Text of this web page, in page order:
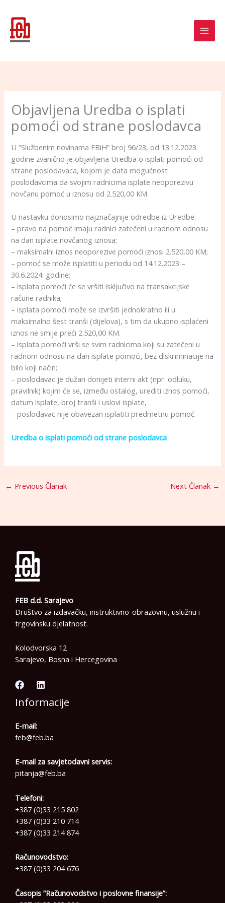
content
Objavljena Uredba o isplati
pomoći od strane poslodavca
U ”Službenim novinama FBiH” broj 96/23, od 13.12.2023.
godine zvanično je objavljena Uredba o isplati pomoći od
strane poslodavaca, kojom je data mogućnost
poslodavcima da svojim radnicima isplate neoporezivu
novčanu pomoć u iznosu od 2.520,00 KM.
U nastavku donosimo najznačajnije odredbe iz Uredbe:
– pravo na pomoć imaju radnici zatečeni u radnom odnosu
na dan isplate novčanog iznosa;
– maksimalni iznos neoporezive pomoći iznosi 2.520,00 KM;
– pomoć se može isplatiti u periodu od 14.12.2023 –
30.6.2024. godine;
– isplata pomoći će se vršiti isključivo na transakcijske
račune radnika;
– isplata pomoći može se izvršiti jednokratno ili u
maksimalno šest tranši (dijelova), s tim da ukupno isplaćeni
iznos ne smije preći 2.520,00 KM.
– isplata pomoći vrši se svim radnicima koji su zatečeni u
radnom odnosu na dan isplate pomoći, bez diskriminacije na
bilo koji način;
– poslodavac je dužan donijeti interni akt (npr. odluku,
pravilnik) kojim će se, između ostalog, urediti iznos pomoći,
datum isplate, broj tranši i uslovi isplate,
– poslodavac nije obavezan isplatiti predmetnu pomoć.
Uredba o isplati pomoći od strane poslodavca
← Previous Članak Next Članak →
FEB d.d. Sarajevo
Društvo za izdavačku, instruktivno-obrazovnu, uslužnu i
trgovinsku djelatnost.
Kolodvorska 12
Sarajevo, Bosna i Hercegovina
Informacije
E-mail:
feb@feb.ba
E-mail za savjetodavni servis:
pitanja@feb.ba
Telefoni:
+387 (0)33 215 802
+387 (0)33 210 714
+387 (0)33 214 874
Računovodstvo:
+387 (0)33 204 676
Časopis ”Računovodstvo i poslovne finansije”: